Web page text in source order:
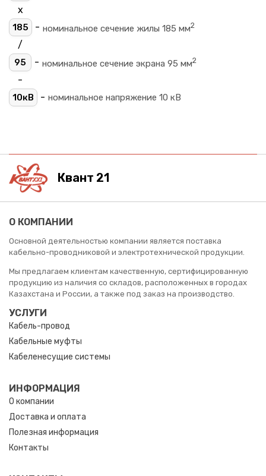
х
185 - номинальное сечение жилы 185 мм2
/
95 - номинальное сечение экрана 95 мм2
-
10кВ - номинальное напряжение 10 кВ
Квант 21
О КОМПАНИИ
Основной деятельностью компании является поставка
кабельно-проводниковой и электротехнической продукции.
Мы предлагаем клиентам качественную, сертифицированную
продукцию из наличия со складов, расположенных в городах
Казахстана и России, а также под заказ на производство.
УСЛУГИ
Кабель-провод
Кабельные муфты
Кабеленесущие системы
ИНФОРМАЦИЯ
О компании
Доставка и оплата
Полезная информация
Контакты